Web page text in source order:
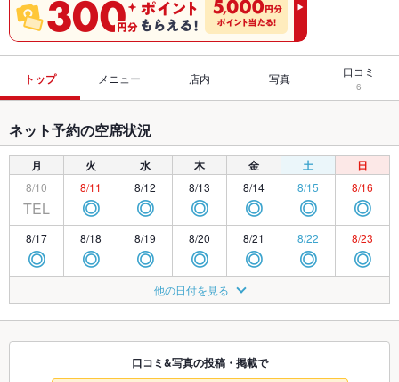
トップ メニュー 店内 写真 口コミ
6
ネット予約の空席状況
月 火 水 木 金 土 日
8/10
TEL
8/11
◎
8/12
◎
8/13
◎
8/14
◎
8/15
◎
8/16
◎
8/17
◎
8/18
◎
8/19
◎
8/20
◎
8/21
◎
8/22
◎
8/23
◎
◎ ◎
8/26
◎
8/27
◎
8/28
◎ ◎ ◎
8/31 9/1 9/2
◎
9/3
◎
9/4
◎
9/5 9/6
他の日付を見る
口コミ&写真の投稿・掲載で